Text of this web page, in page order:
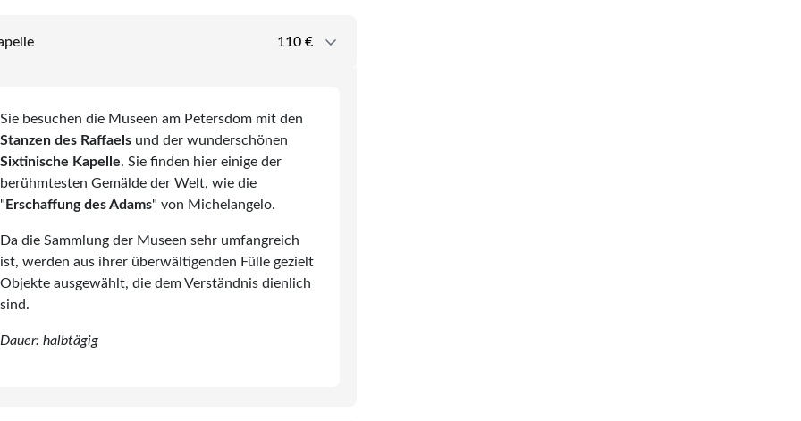
noch keine Reisen oder Hotels auf der Merkliste gespeichert
Telegram
Link kopieren
alla Romana und Tiramisu in einer der vielen
verlängertes Wochenende, eine kulturelle Auszeit oder
besinnlichen Kirchenbesuchen bis zum
wird jeder Moment zum Erlebnis.
Flug ab Braunschweig – erleben Sie eine Stadt, in
Lebensgefühl verschmelzen.
Braunschweig
Hotel angeboten. Wählen Sie daher aus unserer
zu Ihren Wünschen passt. Erst mit der Entscheidung
110 €
Sie besuchen die Museen am Petersdom mit den ­
Stanzen des Raffaels und der wunderschönen
Sixtinische Kapelle. Sie finden hier einige der
berühmtesten Gemälde der Welt, wie die
" Erschaffung des Adams" von Michelangelo.
Da die Sammlung der Museen sehr umfangreich
ist, werden aus ihrer überwältigenden Fülle gezielt
Objekte ausgewählt, die dem Ver­ständnis dienlich
sind.
Dauer: halbtägig